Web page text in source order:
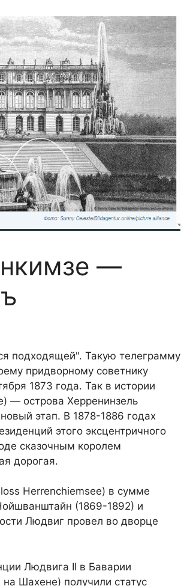
—
подходящей". Такую телеграмму
придворному советнику
1873 года. Так в истории
— острова Херренинзель
этап. В 1878-1886 годах
этого эксцентричного
сказочным королем
дорогая.
Herrenchiemsee) в сумме
(1869-1892) и
Людвиг провел во дворце
Людвига II в Баварии
Шахене) получили статус